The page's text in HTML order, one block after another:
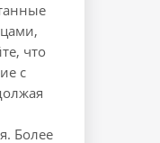
на товар
товаров
что
с
Более